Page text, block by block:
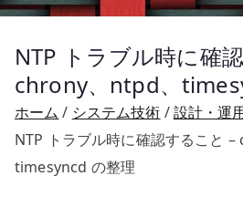
NTP トラブル時に確
chrony、ntpd、
ホーム システム技術
設計・運
NTP トラブル時に確認すること –
timesyncd の整理